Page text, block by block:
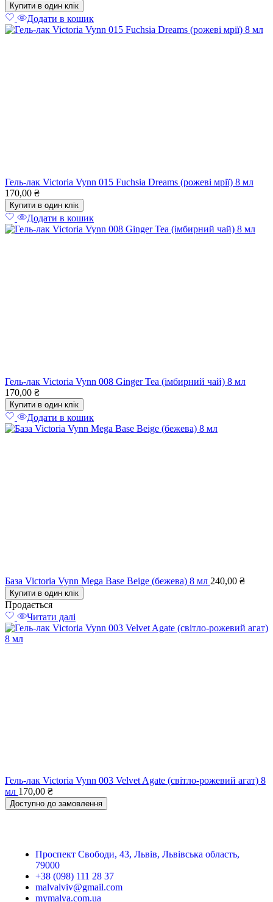
Купити в один клік
Додати в кошик
Гель-лак Victoria Vynn 015 Fuchsia Dreams (рожеві мрії) 8 мл
170,00 ₴
Купити в один клік
Додати в кошик
Гель-лак Victoria Vynn 008 Ginger Tea (імбирний чай) 8 мл
170,00 ₴
Купити в один клік
Додати в кошик
База Victoria Vynn Mega Base Beige (бежева) 8 мл 240,00 ₴
Купити в один клік
Продається
Читати далі
Гель-лак Victoria Vynn 003 Velvet Agate (світло-рожевий агат) 8
мл 170,00 ₴
Доступно до замовлення
Проспект Свободи, 43, Львів, Львівська область,
79000
+38 (098) 111 28 37
malvalviv@gmail.com
mymalva.com.ua